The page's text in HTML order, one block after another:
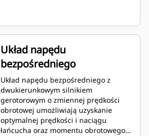
Układ napędu
bezpośredniego
Układ napędu bezpośredniego z
dwukierunkowym silnikiem
gerotorowym o zmiennej prędkości
obrotowej umożliwiają uzyskanie
optymalnej prędkości i naciągu
łańcucha oraz momentu obrotowego